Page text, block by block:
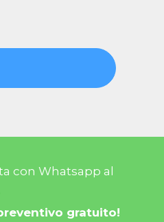
con Whatsapp al
gratuito!